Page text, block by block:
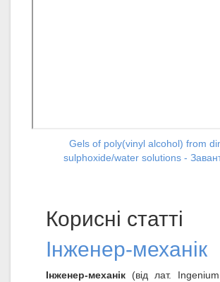
Gels of poly(vinyl alcohol) from
sulphoxide/water solutions -
Корисні статті
Інженер-механік
Інженер-механік (від лат.